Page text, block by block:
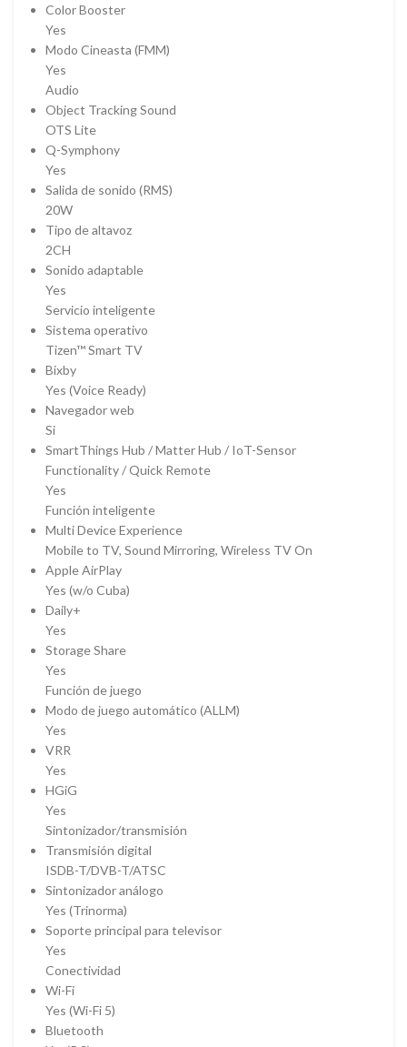
Color Booster
Yes
Modo Cineasta (FMM)
Yes
Audio
Object Tracking Sound
OTS Lite
Q-Symphony
Yes
Salida de sonido (RMS)
20W
Tipo de altavoz
2CH
Sonido adaptable
Yes
Servicio inteligente
Sistema operativo
Tizen™ Smart TV
Bixby
Yes (Voice Ready)
Navegador web
Si
SmartThings Hub / Matter Hub / IoT-Sensor
Functionality / Quick Remote
Yes
Función inteligente
Multi Device Experience
Mobile to TV, Sound Mirroring, Wireless TV On
Apple AirPlay
Yes (w/o Cuba)
Daily+
Yes
Storage Share
Yes
Función de juego
Modo de juego automático (ALLM)
Yes
VRR
Yes
HGiG
Yes
Sintonizador/transmisión
Transmisión digital
ISDB-T/DVB-T/ATSC
Sintonizador análogo
Yes (Trinorma)
Soporte principal para televisor
Yes
Conectividad
Wi-Fi
Yes (Wi-Fi 5)
Bluetooth